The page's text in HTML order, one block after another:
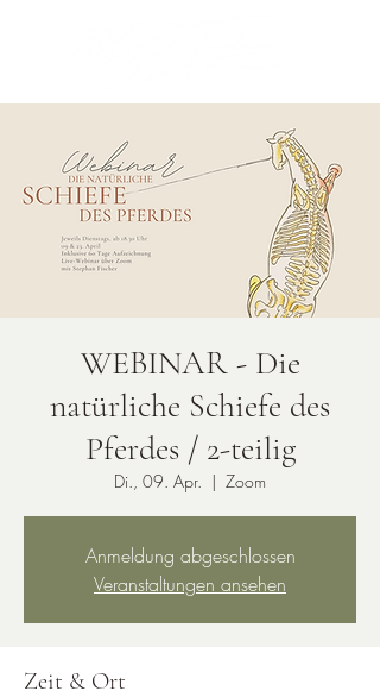
WEBINAR - Die
natürliche Schiefe des
Pferdes / 2-teilig
Di., 09. Apr.
  |
Zoom
Anmeldung abgeschlossen
Veranstaltungen ansehen
Zeit & Ort